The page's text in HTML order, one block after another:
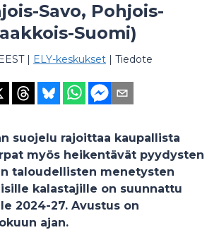
Savo, Pohjois-
Suomi)
| ELY-keskukset | Tiedote
suojelu rajoittaa kaupallista
myös heikentävät pyydysten
taloudellisten menetysten
kalastajille on suunnattu
2024-27. Avustus on
ajan.